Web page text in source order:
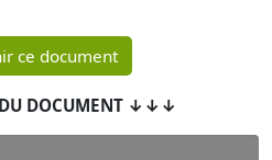
ce document
DOCUMENT ↓↓↓